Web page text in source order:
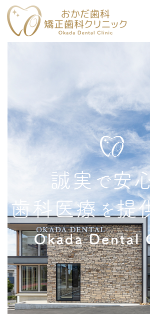
誠実で安
歯科医療を提